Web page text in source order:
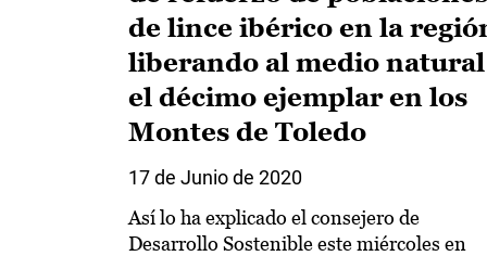
de lince ibérico en la
liberando al medio natural
el décimo ejemplar en los
Montes de Toledo
17 de Junio de 2020
Así lo ha explicado el consejero de
Desarrollo Sostenible este miércoles en